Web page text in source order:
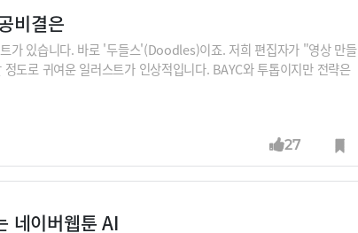
비결은
가 있습니다. 바로 '두들스'(Doodles)이죠. 저희 편집자가 "영상 만들
도로 귀여운 일러스트가 인상적입니다. BAYC와 투톱이지만 전략은
3의 대표적인 엔터회사로 부상하고 있는지 소개합니다.
27
네이버웹툰 AI